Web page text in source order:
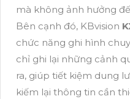
mà không ảnh hưởng
Bên cạnh đó, KBvision
chức năng ghi hình
chỉ ghi lại những cảnh
ra, giúp tiết kiệm dung
kiếm lại thông tin cần